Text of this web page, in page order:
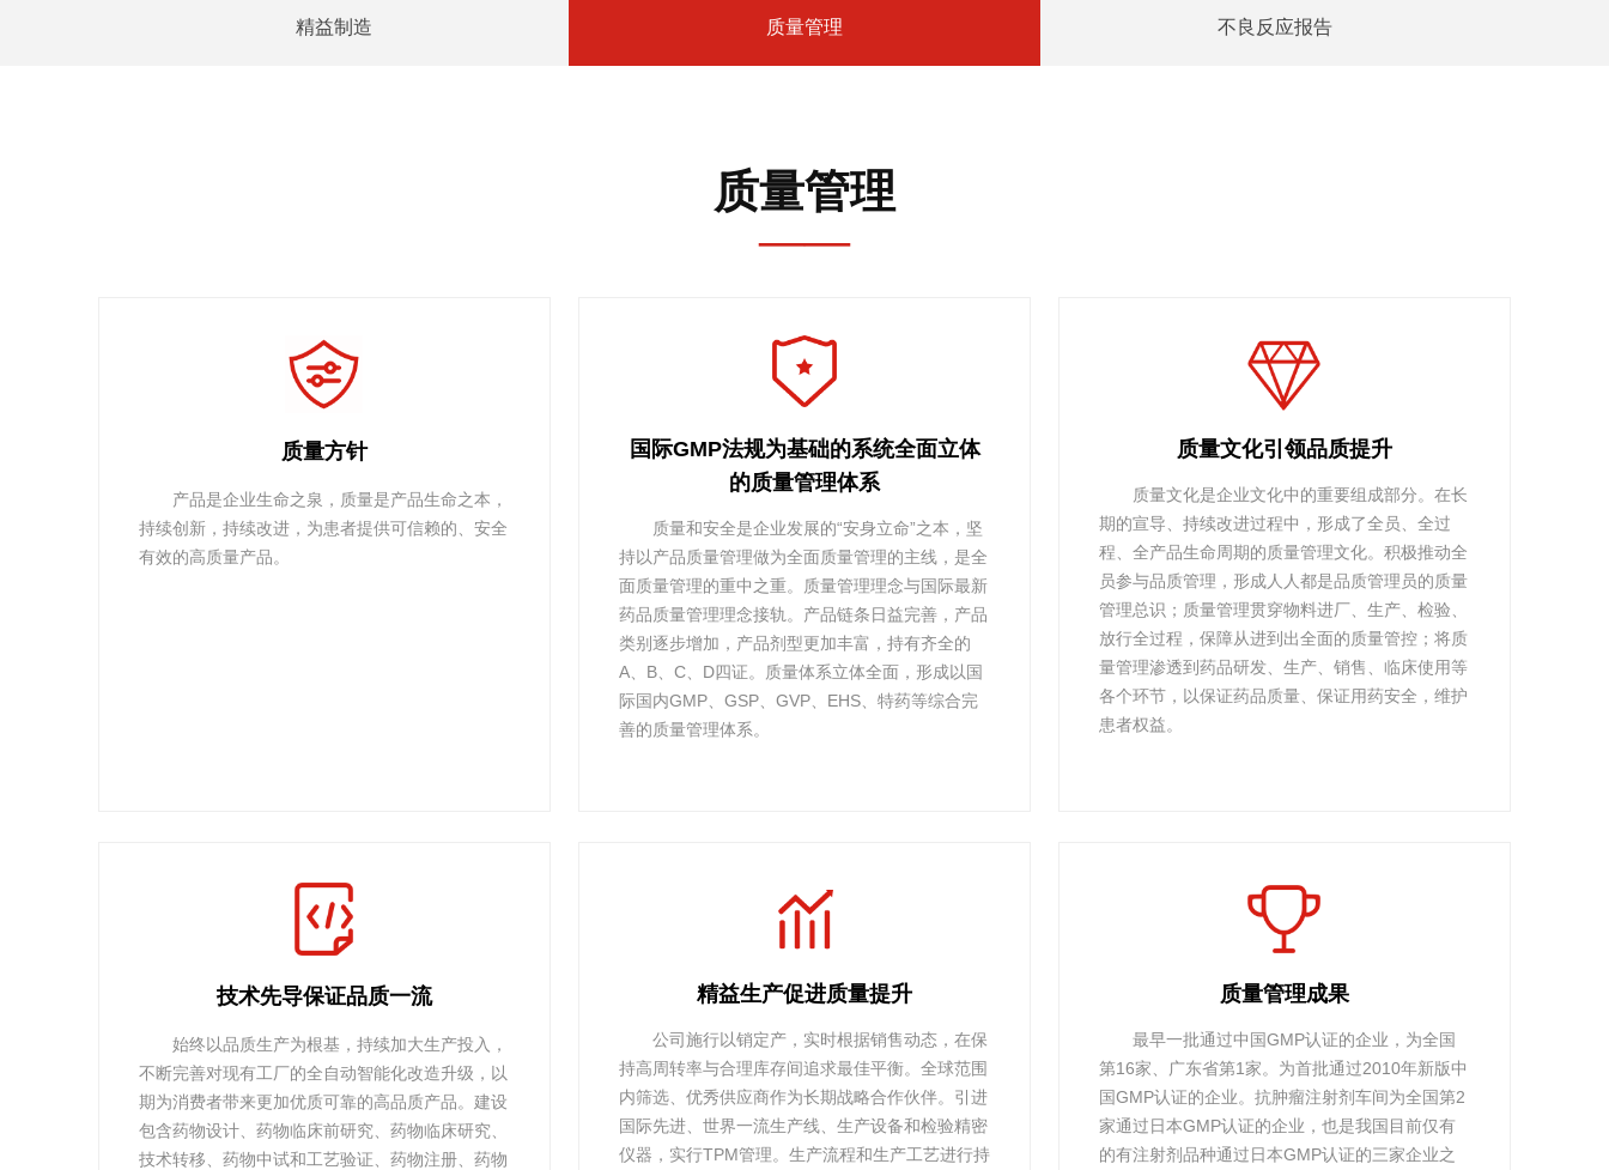
精益制造 质量管理 不良反应报告
质量管理
——
质量方针
产品是企业生命之泉，质量是产品生命之本，
持续创新，持续改进，为患者提供可信赖的、安全
有效的高质量产品。
国际GMP法规为基础的系统全面立体
的质量管理体系
质量和安全是企业发展的“安身立命”之本，坚
持以产品质量管理做为全面质量管理的主线，是全
面质量管理的重中之重。质量管理理念与国际最新
药品质量管理理念接轨。产品链条日益完善，产品
类别逐步增加，产品剂型更加丰富，持有齐全的
A、B、C、D四证。质量体系立体全面，形成以国
际国内GMP、GSP、GVP、EHS、特药等综合完
善的质量管理体系。
质量文化引领品质提升
质量文化是企业文化中的重要组成部分。在长
期的宣导、持续改进过程中，形成了全员、全过
程、全产品生命周期的质量管理文化。积极推动全
员参与品质管理，形成人人都是品质管理员的质量
管理总识；质量管理贯穿物料进厂、生产、检验、
放行全过程，保障从进到出全面的质量管控；将质
量管理渗透到药品研发、生产、销售、临床使用等
各个环节，以保证药品质量、保证用药安全，维护
患者权益。
技术先导保证品质一流
始终以品质生产为根基，持续加大生产投入，
不断完善对现有工厂的全自动智能化改造升级，以
期为消费者带来更加优质可靠的高品质产品。建设
包含药物设计、药物临床前研究、药物临床研究、
技术转移、药物中试和工艺验证、药物注册、药物
精益生产促进质量提升
公司施行以销定产，实时根据销售动态，在保
持高周转率与合理库存间追求最佳平衡。全球范围
内筛选、优秀供应商作为长期战略合作伙伴。引进
国际先进、世界一流生产线、生产设备和检验精密
仪器，实行TPM管理。生产流程和生产工艺进行持
质量管理成果
最早一批通过中国GMP认证的企业，为全国
第16家、广东省第1家。为首批通过2010年新版中
国GMP认证的企业。抗肿瘤注射剂车间为全国第2
家通过日本GMP认证的企业，也是我国目前仅有
的有注射剂品种通过日本GMP认证的三家企业之